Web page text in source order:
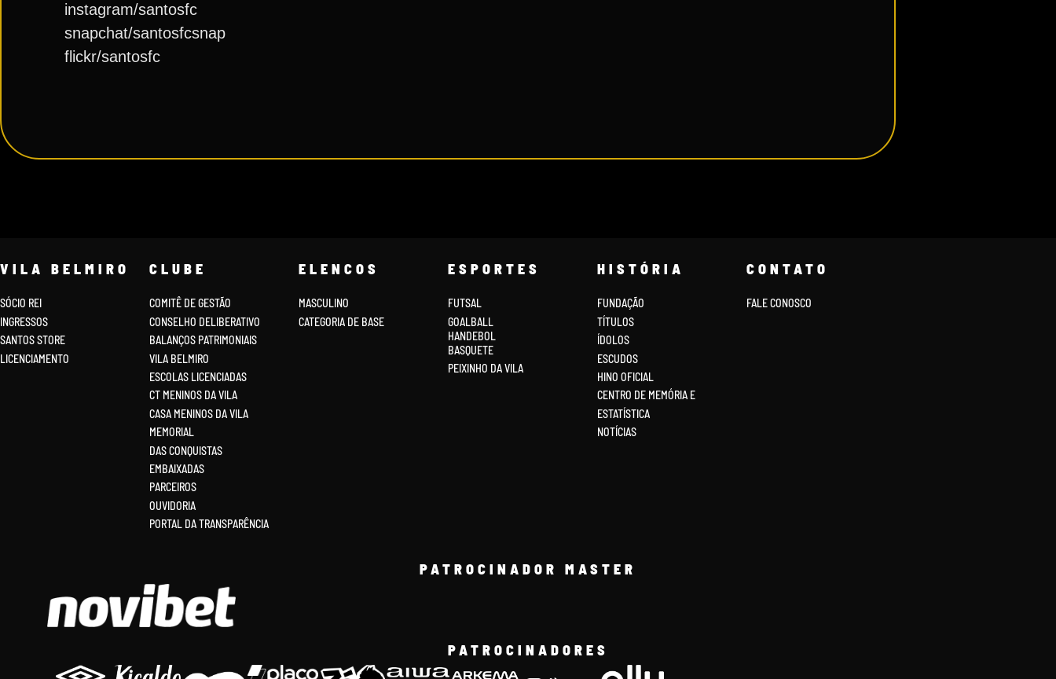
instagram/santosfc
snapchat/santosfcsnap
flickr/santosfc
VILA BELMIRO
SÓCIO REI
INGRESSOS
SANTOS STORE
LICENCIAMENTO
CLUBE
COMITÊ DE GESTÃO
CONSELHO DELIBERATIVO
BALANÇOS PATRIMONIAIS
VILA BELMIRO
ESCOLAS LICENCIADAS
CT MENINOS DA VILA
CASA MENINOS DA VILA
MEMORIAL
DAS CONQUISTAS
EMBAIXADAS
PARCEIROS
OUVIDORIA
PORTAL DA TRANSPARÊNCIA
ELENCOS
MASCULINO
CATEGORIA DE BASE
ESPORTES
FUTSAL
GOALBALL
HANDEBOL
BASQUETE
PEIXINHO DA VILA
HISTÓRIA
FUNDAÇÃO
TÍTULOS
ÍDOLOS
ESCUDOS
HINO OFICIAL
CENTRO DE MEMÓRIA E
ESTATÍSTICA
NOTÍCIAS
CONTATO
FALE CONOSCO
PATROCINADOR MASTER
PATROCINADORES